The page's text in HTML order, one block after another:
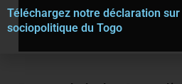
Téléchargez notre déclaration
sociopolitique du Togo